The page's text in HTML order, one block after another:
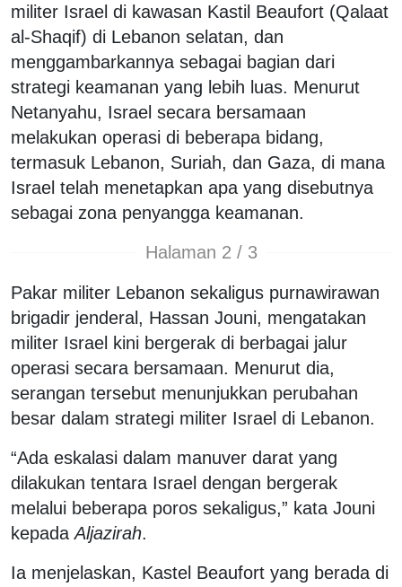
militer Israel di kawasan Kastil Beaufort (Qalaat
al-Shaqif) di Lebanon selatan, dan
menggambarkannya sebagai bagian dari
strategi keamanan yang lebih luas. Menurut
Netanyahu, Israel secara bersamaan
melakukan operasi di beberapa bidang,
termasuk Lebanon, Suriah, dan Gaza, di mana
Israel telah menetapkan apa yang disebutnya
sebagai zona penyangga keamanan.
Halaman 2 / 3
Pakar militer Lebanon sekaligus purnawirawan
brigadir jenderal, Hassan Jouni, mengatakan
militer Israel kini bergerak di berbagai jalur
operasi secara bersamaan. Menurut dia,
serangan tersebut menunjukkan perubahan
besar dalam strategi militer Israel di Lebanon.
“Ada eskalasi dalam manuver darat yang
dilakukan tentara Israel dengan bergerak
melalui beberapa poros sekaligus,” kata Jouni
kepadaAljazirah.
Ia menjelaskan, Kastel Beaufort yang berada di